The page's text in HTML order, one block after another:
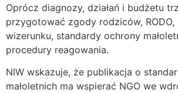
Oprócz diagnozy, działań i budżetu
przygotować zgody rodziców, RODO,
wizerunku, standardy ochrony
procedury reagowania.
NIW wskazuje, że publikacja o
małoletnich ma wspierać NGO we